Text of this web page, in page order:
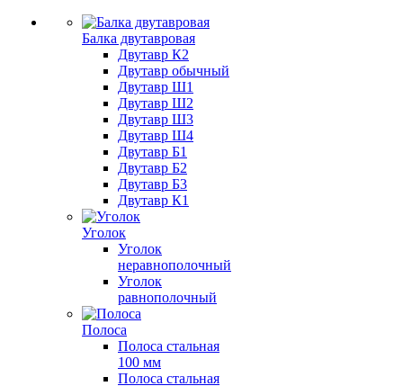
Балка двутавровая
Двутавр К2
Двутавр обычный
Двутавр Ш1
Двутавр Ш2
Двутавр Ш3
Двутавр Ш4
Двутавр Б1
Двутавр Б2
Двутавр Б3
Двутавр К1
Уголок
Уголок
неравнополочный
Уголок
равнополочный
Полоса
Полоса стальная
100 мм
Полоса стальная